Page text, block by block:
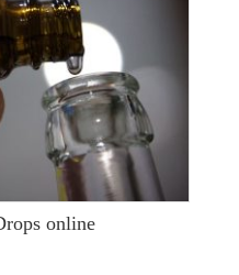
online